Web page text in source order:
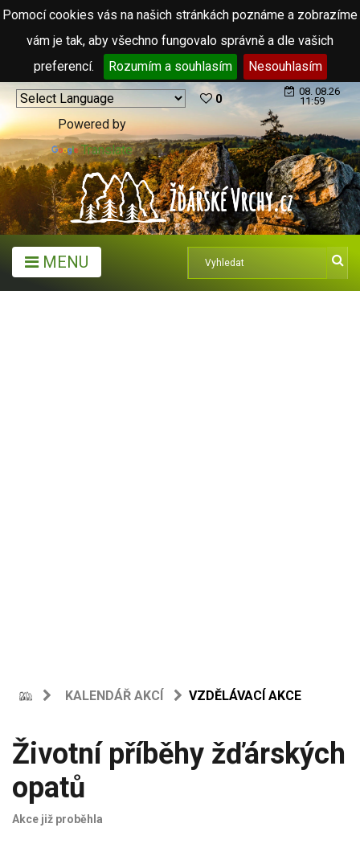
Pomocí cookies vás na našich stránkách poznáme a zobrazíme
vám je tak, aby všechno fungovalo správně a dle vašich
preferencí.
Rozumím a souhlasím Nesouhlasím
Powered by
Translate
0
08. 08.26
11:59
MENU
KALENDÁŘ AKCÍ VZDĚLÁVACÍ AKCE
Životní příběhy žďárských
opatů
Akce již proběhla